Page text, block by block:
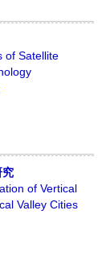
of Satellite
究
of Vertical
Valley Cities